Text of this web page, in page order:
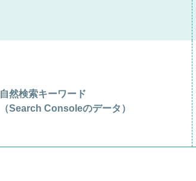
自然検索キーワード
（Search Consoleのデータ）